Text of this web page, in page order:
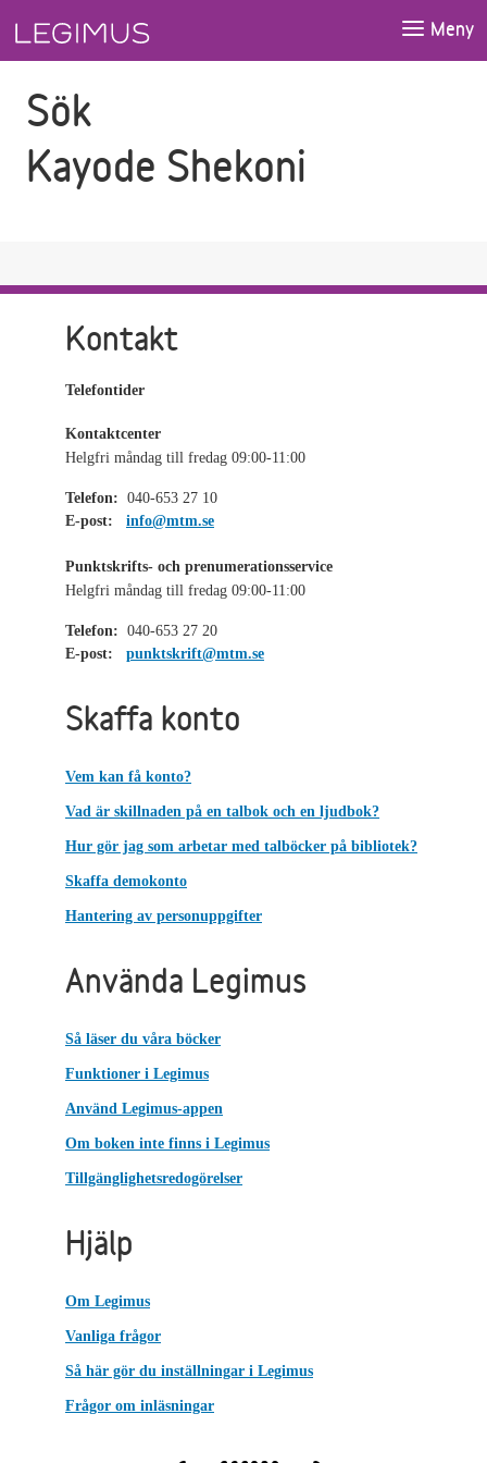
Meny
Sök
Kayode Shekoni
Kontakt
Telefontider
Kontaktcenter
Helgfri måndag till fredag 09:00-11:00
Telefon: 040-653 27 10
E-post:
info@mtm.se
Punktskrifts- och prenumerationsservice
Helgfri måndag till fredag 09:00-11:00
Telefon: 040-653 27 20
E-post:
punktskrift@mtm.se
Skaffa konto
Vem kan få konto?
Vad är skillnaden på en talbok och en ljudbok?
Hur gör jag som arbetar med talböcker på bibliotek?
Skaffa demokonto
Hantering av personuppgifter
Använda Legimus
Så läser du våra böcker
Funktioner i Legimus
Använd Legimus-appen
Om boken inte finns i Legimus
Tillgänglighetsredogörelser
Hjälp
Om Legimus
Vanliga frågor
Så här gör du inställningar i Legimus
Frågor om inläsningar